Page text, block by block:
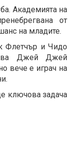
Академията на
от
на младите.
Флетчър и Чидо
Джей Джей
вече е играч на
ключова задача